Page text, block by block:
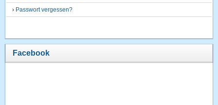
› Passwort vergessen?
Facebook